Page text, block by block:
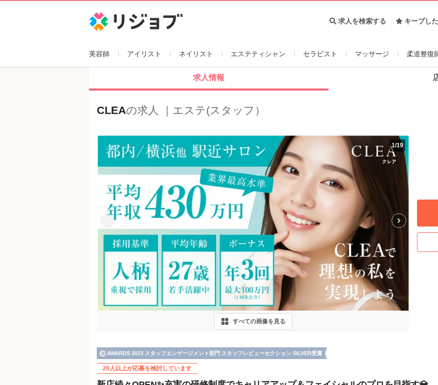
求人を検索する キープし
美容師 アイリスト ネイリスト エステティシャン セラピスト マッサージ 柔道整復
求人情報
CLEAの求人 ｜エステ(スタッフ）
1/19
Previous
すべての画像を見る
AWARDS 2023 スタッフエンゲージメント部門 スタッフレビューセクション SILVER受賞
20人以上が応募を検討しています